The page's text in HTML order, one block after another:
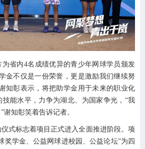
省内4名成绩优异的青少年网球学员颁发
金不仅是一份荣誉，更是激励我们继续努
知彰表示，将把助学金用于未来的职业化
能水平，力争为湖北、为国家争光，“我
谢知彰笑着告诉记者。
式标志着项目正式进入全面推进阶段。项
奖学金、公益网球进校园、公益论坛”为四